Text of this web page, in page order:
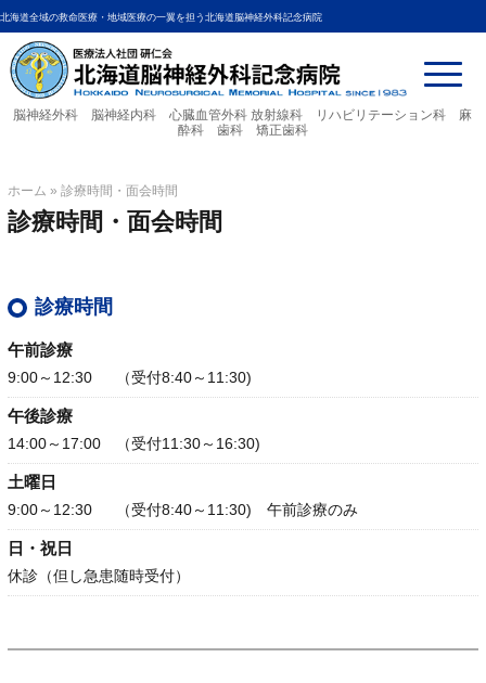
北海道全域の救命医療・地域医療の一翼を担う北海道脳神経外科記念病院
脳神経外科 脳神経内科 心臓血管外科 放射線科 リハビリテーション科 麻
酔科 歯科 矯正歯科
ホーム » 診療時間・面会時間
診療時間・面会時間
診療時間
午前診療
9:00～12:30 （受付8:40～11:30)
午後診療
14:00～17:00 （受付11:30～16:30)
土曜日
9:00～12:30 （受付8:40～11:30) 午前診療のみ
日・祝日
休診（但し急患随時受付）